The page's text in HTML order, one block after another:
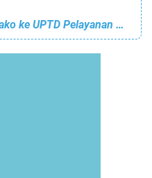
Polres Sergai Berikan Sembako ke UPTD Pelayanan Sosial Tuna Netra dan Tuna Daksa Sumut